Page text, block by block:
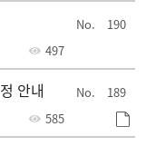
190
497
189
안내
585